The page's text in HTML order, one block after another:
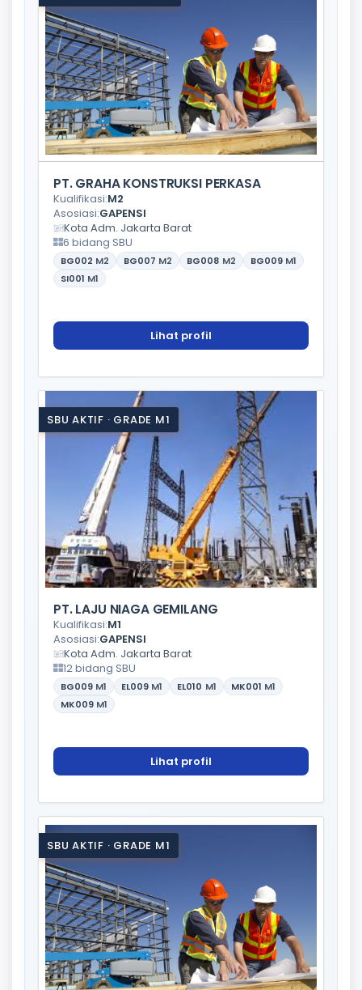
PT. GRAHA KONSTRUKSI PERKASA
Kualifikasi:M2
Asosiasi:GAPENSI
Kota Adm. Jakarta Barat
6 bidang SBU
BG002 M2 BG007 M2 BG008 M2 BG009 M1
SI001 M1
Lihat profil
SBU AKTIF · GRADE M1
PT. LAJU NIAGA GEMILANG
Kualifikasi:M1
Asosiasi:GAPENSI
Kota Adm. Jakarta Barat
12 bidang SBU
BG009 M1 EL009 M1 EL010 M1 MK001 M1
MK009 M1
Lihat profil
SBU AKTIF · GRADE M1